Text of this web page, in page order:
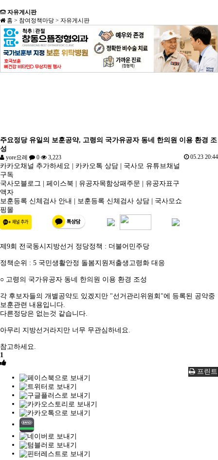
자유게시판
홈 > 참여정책마당 > 자유게시판
주요정당 유일의 보훈공약, 고령의 국가유공자 동네 한의원 이용 환경 조
성
yore요레 0 3,223 05.23 20:44
카카오채널 추가하세요 카카오톡 상담
국사모 유튜브채널
구독
국사모블로그
페이스북 유공자목함상패주문
유공자표구
액자
보훈등록 신체검사 안내
보훈등록 신체검사 상담
국사모쇼
핑몰
제9회 전국동시지방선거 정당정책 : 더불어민주당
정책순위 : 5 국민생활안정 돌봄지원저출생고령화 대응
○ 고령의 국가유공자 동네 한의원 이용 환경 조성
각 후보자들의 개별공약도 있겠지만 "선거관리위원회"에 등록된 공약중
보훈관련 내용입니다.
다른정당은 없는것 같습니다.
아무리 지방선거라지만 너무 무관심하네요.
참고하세요.
1
프린트